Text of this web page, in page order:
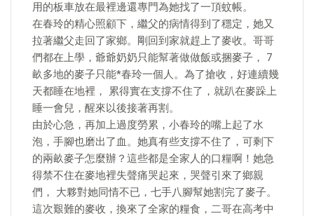
用的板車放在最裡邊還專門為她找了一頂蚊帳。
在春玲的精心照顧下，繼父的病情得到了穩定，她又
拉著繼父走回了家鄉。剛回到家就趕上了麥收。哥哥
們都在上學，爺爺奶奶只能幫著做做飯或捆麥子， 7
畝多地的麥子只能*春玲一個人。為了搶收，好連續幾
天都睡在地裡， 累得實在支撐不住了，就趴在麥跺上
睡一會兒，醒來以後接著再割。
由於心急，再加上過度勞累，小春玲的嘴上起了水
泡，手腳也磨出了血。她真有些支撐不住了，可剩下
的兩畝麥子怎麼辦？這些都是全家人的口糧啊！她急
得禁不住在麥地裡失聲痛哭起來，哭聲引來了鄉親
們， 大夥對她同情不已，七手八腳幫她割完了麥子。
這次艱難的麥收，換來了全家的糧食，二哥在高考中